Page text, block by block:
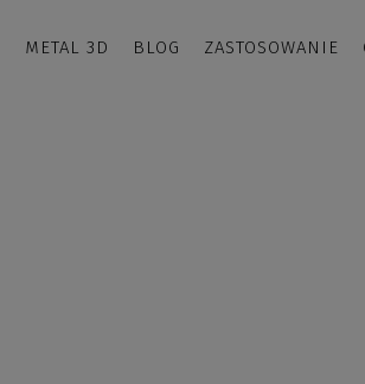
METAL 3D BLOG ZASTOSOWANIE